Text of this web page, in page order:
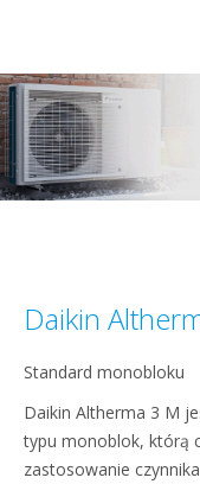
Daikin
Standard monobloku
Daikin Altherma 3 M
typu monoblok, którą
zastosowanie